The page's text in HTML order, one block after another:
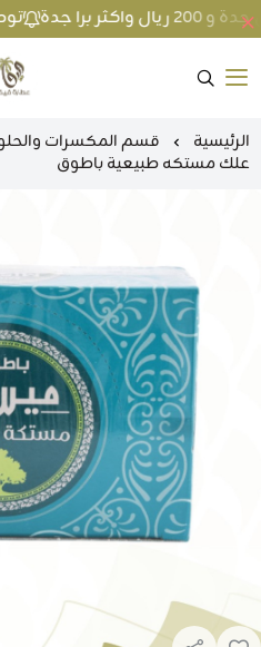
توصيل
الرئيسية قسم المكسرات
علك مستكه طبيعية باطوق